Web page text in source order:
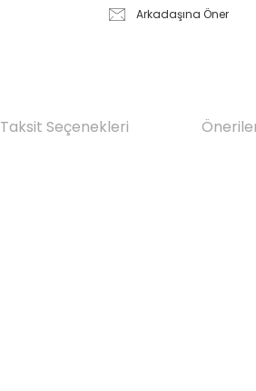
Arkadaşına Öner
Taksit Seçenekleri